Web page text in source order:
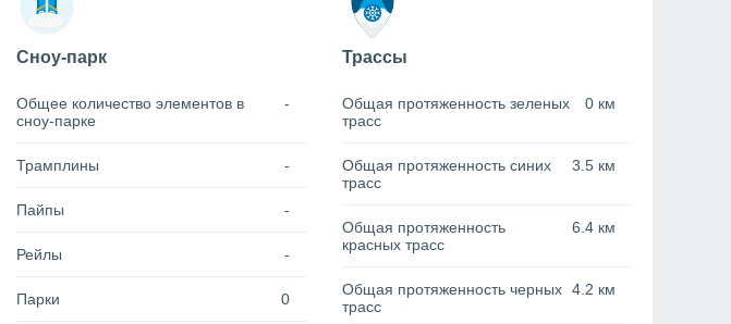
Сноу-парк
Общее количество элементов в
сноу-парке
-
Трамплины -
Пайпы -
Рейлы -
Парки 0
Трассы
Общая протяженность зеленых
трасс
0 км
Общая протяженность синих
трасс
3.5 км
Общая протяженность
красных трасс
6.4 км
Общая протяженность черных
трасс
4.2 км